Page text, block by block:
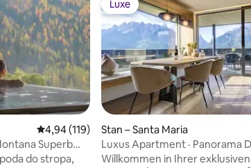
Prosječna ocjena: 4,94/5, recenzija: 119
4,94 (119)
Superb
do stropa,
Luxe
Luxe
Stan – Santa Maria
Luxus Apartment · Panorama
Willkommen in Ihrer exklusiven